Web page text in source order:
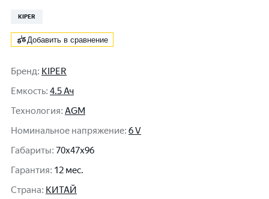
KIPER
Добавить в сравнение
Бренд: KIPER
Емкость: 4.5 Ач
Технология: AGM
Номинальное напряжение: 6 V
Габариты: 70x47x96
Гарантия: 12 мес.
Cтрана: КИТАЙ